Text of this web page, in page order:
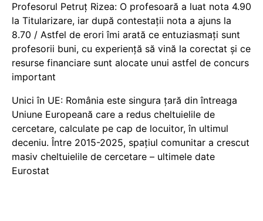
Profesorul Petruț Rizea: O profesoară a luat nota 4.90
la Titularizare, iar după contestații nota a ajuns la
8.70 / Astfel de erori îmi arată ce entuziasmați sunt
profesorii buni, cu experiență să vină la corectat și ce
resurse financiare sunt alocate unui astfel de concurs
important
Unici în UE: România este singura țară din întreaga
Uniune Europeană care a redus cheltuielile de
cercetare, calculate pe cap de locuitor, în ultimul
deceniu. Între 2015-2025, spațiul comunitar a crescut
masiv cheltuielile de cercetare – ultimele date
Eurostat